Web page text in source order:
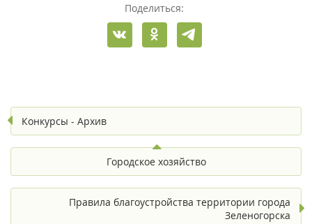
Поделиться:
Конкурсы - Архив
Городское хозяйство
Правила благоустройства территории города
Зеленогорска